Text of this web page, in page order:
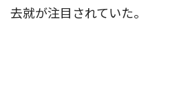
去就が注目されていた。